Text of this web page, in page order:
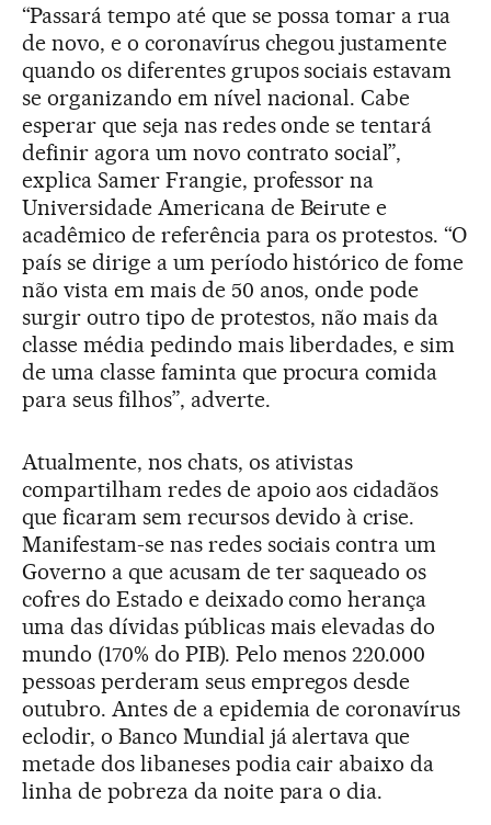
“Passará tempo até que se possa tomar a rua
de novo, e o coronavírus chegou justamente
quando os diferentes grupos sociais estavam
se organizando em nível nacional. Cabe
esperar que seja nas redes onde se tentará
definir agora um novo contrato social”,
explica Samer Frangie, professor na
Universidade Americana de Beirute e
acadêmico de referência para os protestos. “O
país se dirige a um período histórico de fome
não vista em mais de 50 anos, onde pode
surgir outro tipo de protestos, não mais da
classe média pedindo mais liberdades, e sim
de uma classe faminta que procura comida
para seus filhos”, adverte.
Atualmente, nos chats, os ativistas
compartilham redes de apoio aos cidadãos
que ficaram sem recursos devido à crise.
Manifestam-se nas redes sociais contra um
Governo a que acusam de ter saqueado os
cofres do Estado e deixado como herança
uma das dívidas públicas mais elevadas do
mundo (170% do PIB). Pelo menos 220.000
pessoas perderam seus empregos desde
outubro. Antes de a epidemia de coronavírus
eclodir, o Banco Mundial já alertava que
metade dos libaneses podia cair abaixo da
linha de pobreza da noite para o dia.